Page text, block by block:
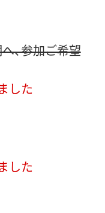
、参加ご希望
した
した